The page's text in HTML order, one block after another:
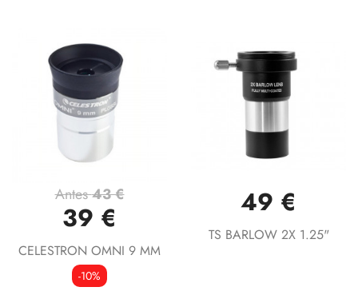
Antes43 €
39 €
CELESTRON OMNI 9 MM
-10%
49 €
TS BARLOW 2X 1.25"